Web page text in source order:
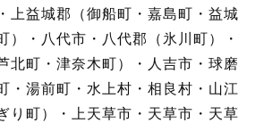
上益城郡（御船町・嘉島町・益城
）・八代市・八代郡（氷川町）・
北町・津奈木町）・人吉市・球磨
・湯前町・水上村・相良村・山江
り町）・上天草市・天草市・天草